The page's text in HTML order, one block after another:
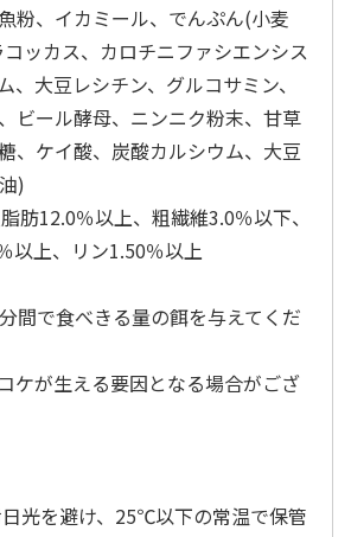
び散
菌サ
)
無添加良品 カムカ
ムデンタルコーン
ぐるぐるボーン型 S
…
470円
(送料別・税込)
銀のスプーン パウ
チ 健康に育つ子ね
こ用 まぐろ・かつ
おに
…
120円
(送料別・税込)
粉、イカミール、でんぷん(小麦
ッカス、カロチニファシエンシス
大豆レシチン、グルコサミン、
ビール酵母、ニンニク粉末、甘草
、ケイ酸、炭酸カルシウム、大豆
)
肪12.0％以上、粗繊維3.0％以下、
以上、リン1.50％以上
間で食べきる量の餌を与えてくだ
ケが生える要因となる場合がござ
光を避け、25℃以下の常温で保管